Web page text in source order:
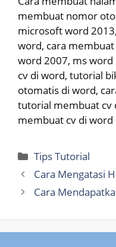
membuat nomor
microsoft word
word, cara
word 2007, ms
cv di word, tutorial
otomatis di word,
tutorial membuat cv
membuat cv di word
Categories
Tips Tutorial
Cara Mengatasi
Cara